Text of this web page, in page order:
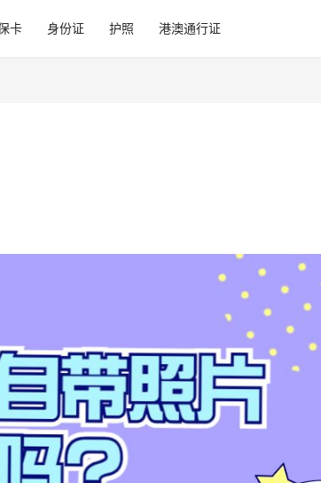
卡 身份证 护照 港澳通行证